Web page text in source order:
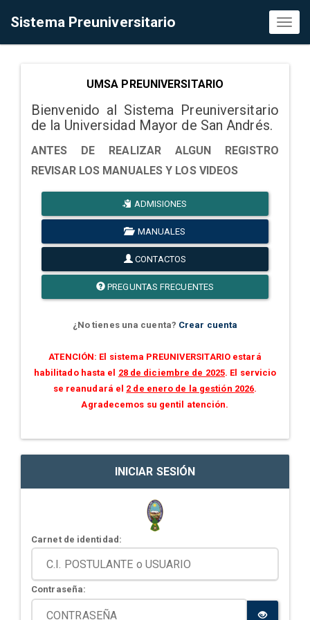
Sistema Preuniversitario
UMSA PREUNIVERSITARIO
Bienvenido al Sistema Preuniversitario
de la Universidad Mayor de San Andrés.
ANTES DE REALIZAR ALGUN REGISTRO
REVISAR LOS MANUALES Y LOS VIDEOS
ADMISIONES
MANUALES
CONTACTOS
PREGUNTAS FRECUENTES
¿No tienes una cuenta? Crear cuenta
ATENCIÓN: El sistema PREUNIVERSITARIO estará
habilitado hasta el 28 de diciembre de 2025. El servicio
se reanudará el 2 de enero de la gestión 2026.
Agradecemos su gentil atención.
INICIAR SESIÓN
Carnet de identidad:
Contraseña: